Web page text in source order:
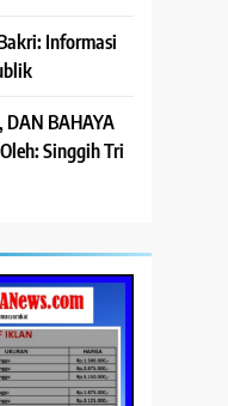
Informasi
DAN BAHAYA
Singgih Tri